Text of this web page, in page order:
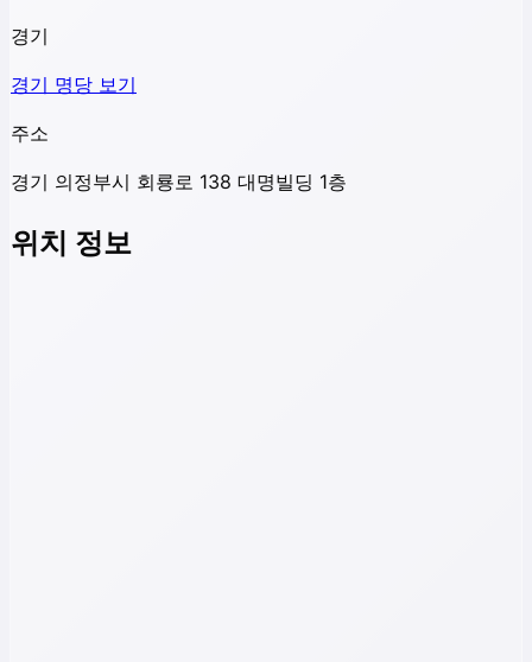
경기
경기 명당 보기
주소
경기 의정부시 회룡로 138 대명빌딩 1층
위치 정보